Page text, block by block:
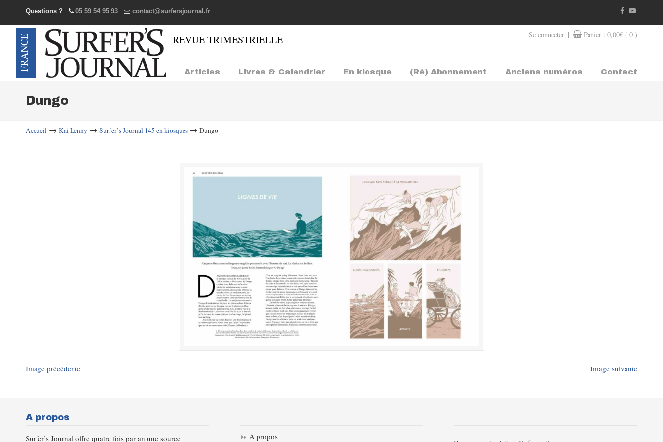
Questions ? 05 59 54 95 93 contact@surfersjournal.fr
Se connecter | Panier : 0,00€ ( 0 )
Articles Livres & Calendrier En kiosque (Ré) Abonnement Anciens numéros Contact
Navigation
Dungo
Accueil → Kai Lenny → Surfer’s Journal 145 en kiosques → Dungo
Image précédente Image suivante
A propos
Surfer’s Journal offre quatre fois par an une source A propos